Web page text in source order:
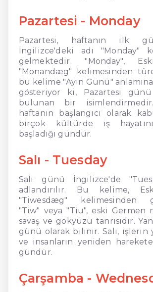
Pazartesi - Monday
Pazartesi, haftanın ilk
İngilizce'deki adı "Monday"
gelmektedir. "Monday",
"Monandæg" kelimesinden
bu kelime "Ayın Günü"
gösteriyor ki, Pazartesi
bulunan bir
haftanın başlangıcı olarak
birçok kültürde iş
başladığı gündür.
Salı - Tuesday
Salı günü İngilizce'de
adlandırılır. Bu kelime,
"Tiwesdæg" kelimesinden
"Tiw" veya "Tiu", eski Germen
savaş ve gökyüzü tanrısıdır.
günü olarak bilinir. Salı, işlerin
ve insanların yeniden
gündür.
Çarşamba -